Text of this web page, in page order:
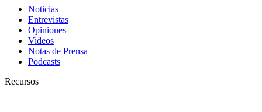
Noticias
Entrevistas
Opiniones
Videos
Notas de Prensa
Podcasts
Recursos